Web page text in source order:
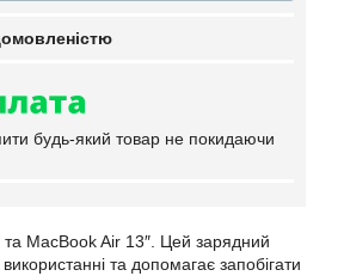
будь-який товар не покидаючи
та MacBook Air 13″. Цей зарядний
та допомагає запобігати